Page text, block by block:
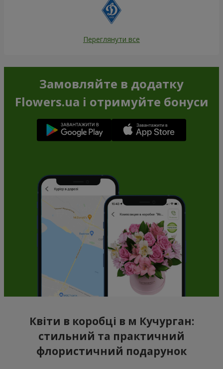
Переглянути все
Замовляйте в додатку
Flowers.ua і отримуйте бонуси
Квіти в коробці в м Кучурган:
стильний та практичний
флористичний подарунок